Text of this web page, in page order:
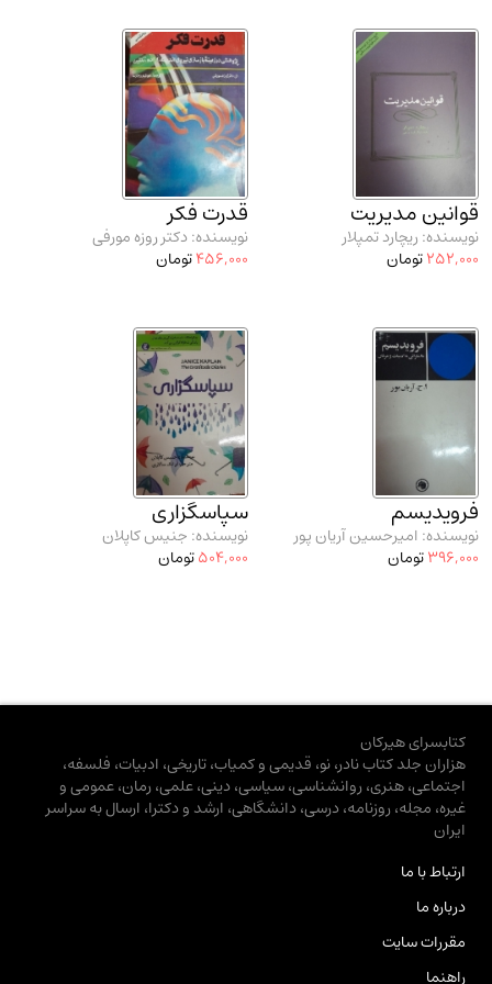
قوانین مدیریت
نویسنده: ریچارد تمپلار
252,000تومان
قدرت فکر
نویسنده: دکتر روزه مورفی
456,000تومان
فرویدیسم
نویسنده: امیرحسین آریان پور
396,000تومان
سپاسگزاری
نویسنده: جنیس کاپلان
504,000تومان
کتابسرای هیرکان
هزاران جلد کتاب نادر، نو، قدیمی و کمیاب، تاریخی، ادبیات، فلسفه،
اجتماعی، هنری، روانشناسی، سیاسی، دینی، علمی، رمان، عمومی و
غیره، مجله، روزنامه، درسی، دانشگاهی، ارشد و دکترا، ارسال به سراسر
ایران
ارتباط با ما
درباره ما
مقررات سایت
راهنما